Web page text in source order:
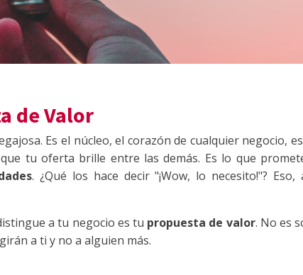
de Valor
Es el núcleo, el corazón de cualquier negocio,
tu oferta brille entre las demás. Es lo que
. ¿Qué los hace decir "¡Wow, lo necesito!"?
a tu negocio es tu propuesta de valor. No es
a ti y no a alguien más.